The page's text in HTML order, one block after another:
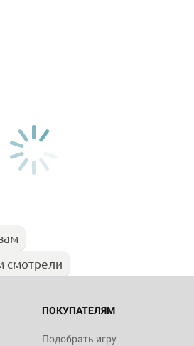
смотрели
ПОКУПАТЕЛЯМ
Подобрать игру